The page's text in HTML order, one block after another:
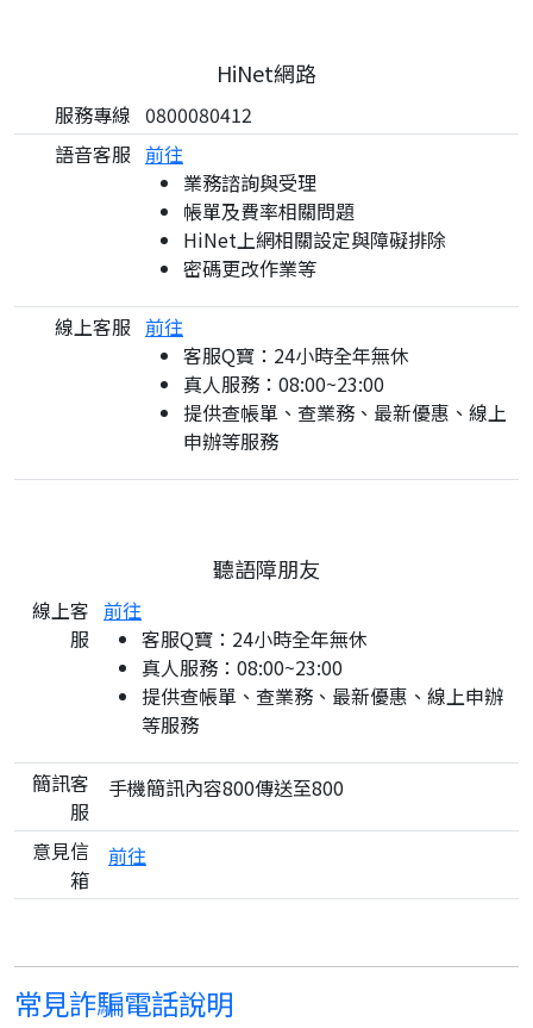
HiNet網路
服務專線 0800080412
語音客服 前往
業務諮詢與受理
帳單及費率相關問題
HiNet上網相關設定與障礙排除
密碼更改作業等
線上客服 前往
客服Q寶：24小時全年無休
真人服務：08:00~23:00
提供查帳單、查業務、最新優惠、線上
申辦等服務
聽語障朋友
線上客
服
前往
客服Q寶：24小時全年無休
真人服務：08:00~23:00
提供查帳單、查業務、最新優惠、線上申辦
等服務
簡訊客
服
手機簡訊內容800傳送至800
意見信
箱
前往
常見詐騙電話說明